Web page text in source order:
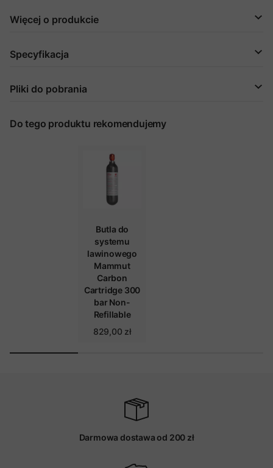
Więcej o produkcie
Specyfikacja
Pliki do pobrania
Do tego produktu rekomendujemy
Butla do
systemu
lawinowego
Mammut
Carbon
Cartridge 300
bar Non-
Refillable
829,00 zł
Darmowa dostawa od 200 zł